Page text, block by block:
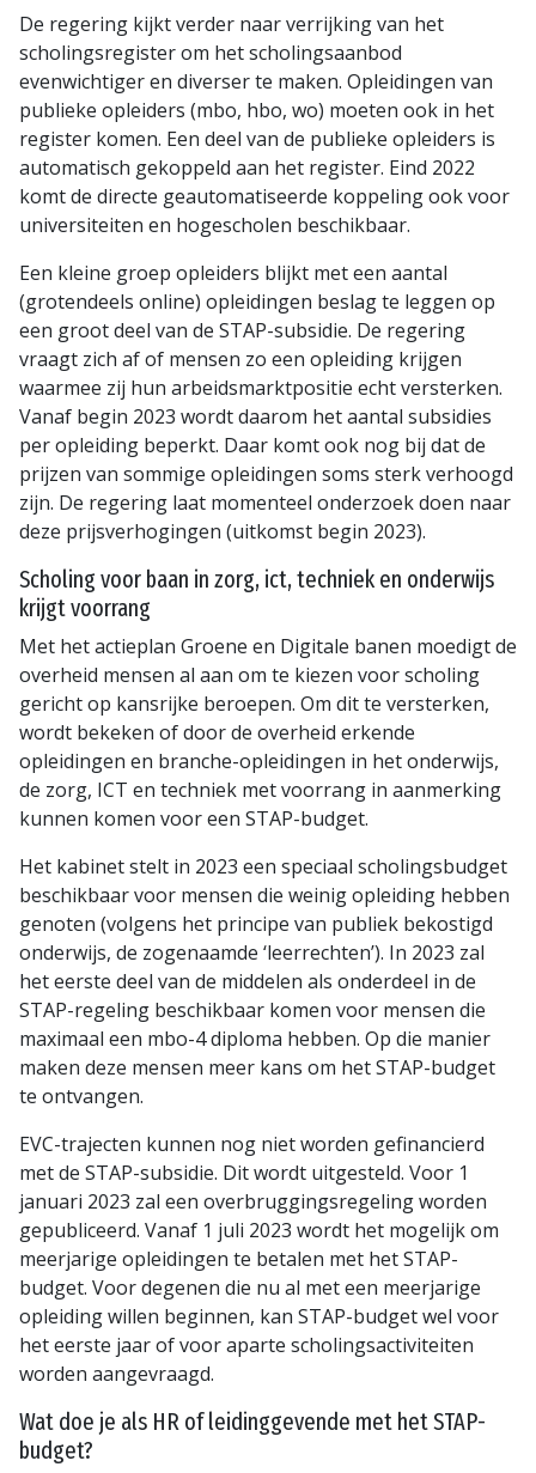
De regering kijkt verder naar verrijking van het
scholingsregister om het scholingsaanbod
evenwichtiger en diverser te maken. Opleidingen van
publieke opleiders (mbo, hbo, wo) moeten ook in het
register komen. Een deel van de publieke opleiders is
automatisch gekoppeld aan het register. Eind 2022
komt de directe geautomatiseerde koppeling ook voor
universiteiten en hogescholen beschikbaar.
Een kleine groep opleiders blijkt met een aantal
(grotendeels online) opleidingen beslag te leggen op
een groot deel van de STAP-subsidie. De regering
vraagt zich af of mensen zo een opleiding krijgen
waarmee zij hun arbeidsmarktpositie echt versterken.
Vanaf begin 2023 wordt daarom het aantal subsidies
per opleiding beperkt. Daar komt ook nog bij dat de
prijzen van sommige opleidingen soms sterk verhoogd
zijn. De regering laat momenteel onderzoek doen naar
deze prijsverhogingen (uitkomst begin 2023).
Scholing voor baan in zorg, ict, techniek en onderwijs
krijgt voorrang
Met het actieplan Groene en Digitale banen moedigt de
overheid mensen al aan om te kiezen voor scholing
gericht op kansrijke beroepen. Om dit te versterken,
wordt bekeken of door de overheid erkende
opleidingen en branche-opleidingen in het onderwijs,
de zorg, ICT en techniek met voorrang in aanmerking
kunnen komen voor een STAP-budget.
Het kabinet stelt in 2023 een speciaal scholingsbudget
beschikbaar voor mensen die weinig opleiding hebben
genoten (volgens het principe van publiek bekostigd
onderwijs, de zogenaamde ‘leerrechten’). In 2023 zal
het eerste deel van de middelen als onderdeel in de
STAP-regeling beschikbaar komen voor mensen die
maximaal een mbo-4 diploma hebben. Op die manier
maken deze mensen meer kans om het STAP-budget
te ontvangen.
EVC-trajecten kunnen nog niet worden gefinancierd
met de STAP-subsidie. Dit wordt uitgesteld. Voor 1
januari 2023 zal een overbruggingsregeling worden
gepubliceerd. Vanaf 1 juli 2023 wordt het mogelijk om
meerjarige opleidingen te betalen met het STAP-
budget. Voor degenen die nu al met een meerjarige
opleiding willen beginnen, kan STAP-budget wel voor
het eerste jaar of voor aparte scholingsactiviteiten
worden aangevraagd.
Wat doe je als HR of leidinggevende met het STAP-
budget?